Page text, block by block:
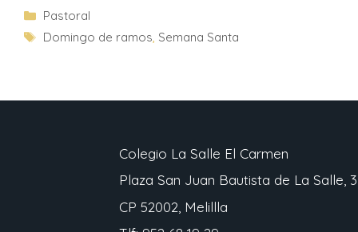
Pastoral
Domingo de ramos, Semana Santa
Colegio La Salle El Carmen
Plaza San Juan Bautista de La Salle, 3
CP 52002, Melillla